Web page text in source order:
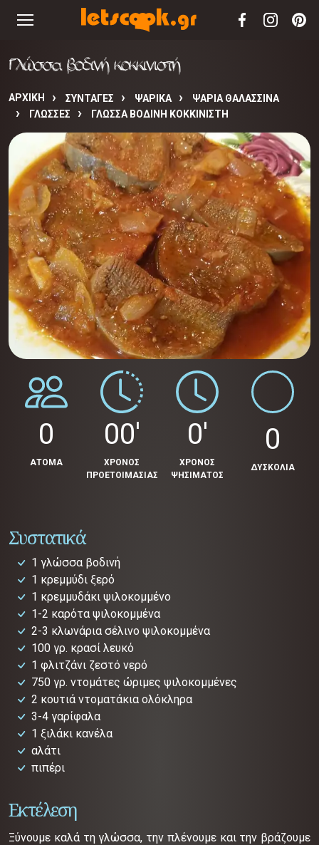
Γλώσσα βοδινή κοκκινιστή
ΑΡΧΙΚΉ ΣΥΝΤΑΓΈΣ ΨΑΡΙΚΑ
ΨΑΡΙΑ ΘΑΛΑΣΣΙΝΑ
ΓΛΩΣΣΕΣ
ΓΛΏΣΣΑ ΒΟΔΙΝΉ ΚΟΚΚΙΝΙΣΤΉ
0
ΑΤΟΜΑ
00'
ΧΡΟΝΟΣ
ΠΡΟΕΤΟΙΜΑΣΙΑΣ
0'
ΧΡΟΝΟΣ
ΨΗΣΙΜΑΤΟΣ
0
ΔΥΣΚΟΛΙΑ
Συστατικά
1 γλώσσα βοδινή
1 κρεμμύδι ξερό
1 κρεμμυδάκι ψιλοκομμένο
1-2 καρότα ψιλοκομμένα
2-3 κλωνάρια σέλινο ψιλοκομμένα
100 γρ. κρασί λευκό
1 φλιτζάνι ζεστό νερό
750 γρ. ντομάτες ώριμες ψιλοκομμένες
2 κουτιά ντοματάκια ολόκληρα
3-4 γαρίφαλα
1 ξιλάκι κανέλα
αλάτι
πιπέρι
Εκτέλεση
Ξύνουμε καλά τη γλώσσα, την πλένουμε και την βράζουμε